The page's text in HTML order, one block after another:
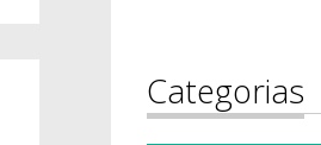
Categorias